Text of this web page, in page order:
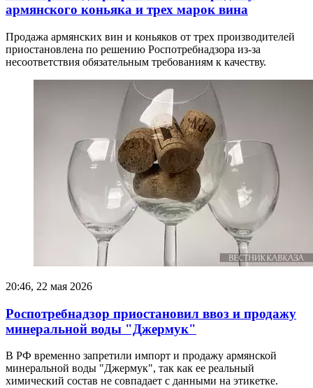
армянского коньяка и трех марок вина
Продажа армянских вин и коньяков от трех производителей
приостановлена по решению Роспотребнадзора из-за
несоответствия обязательным требованиям к качеству.
20:46, 22 мая 2026
Роспотребнадзор приостановил ввоз и продажу
минеральной воды "Джермук"
В РФ временно запретили импорт и продажу армянской
минеральной воды "Джермук", так как ее реальный
химический состав не совпадает с данными на этикетке.